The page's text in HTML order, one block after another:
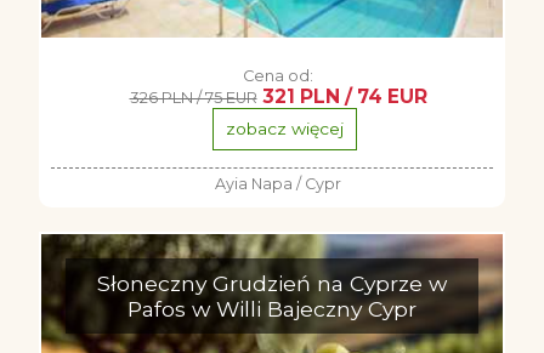
Cena od:
326 PLN / 75 EUR 321 PLN / 74 EUR
zobacz więcej
Ayia Napa / Cypr
Słoneczny Grudzień na Cyprze w
Pafos w Willi Bajeczny Cypr